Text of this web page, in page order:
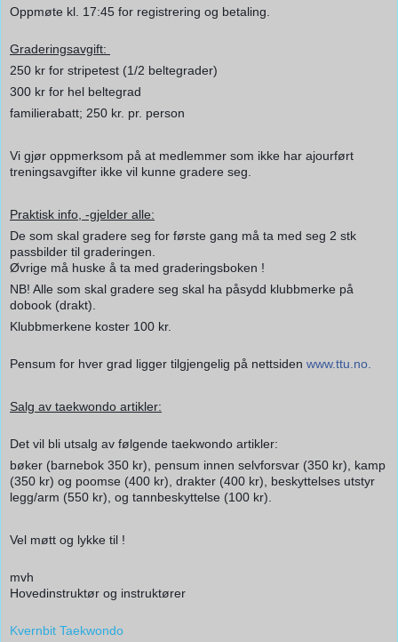
Oppmøte kl. 17:45 for registrering og betaling.
Graderingsavgift:
250 kr for stripetest (1/2 beltegrader)
300 kr for hel beltegrad
familierabatt; 250 kr. pr. person
Vi gjør oppmerksom på at medlemmer som ikke har ajourført
treningsavgifter ikke vil kunne gradere seg.
Praktisk info, -gjelder alle:
De som skal gradere seg for første gang må ta med seg 2 stk
passbilder til graderingen.
Øvrige må huske å ta med graderingsboken !
NB! Alle som skal gradere seg skal ha påsydd klubbmerke på
dobook (drakt).
Klubbmerkene koster 100 kr.
Pensum for hver grad ligger tilgjengelig på nettsiden www.ttu.no.
Salg av taekwondo artikler:
Det vil bli utsalg av følgende taekwondo artikler:
bøker (barnebok 350 kr), pensum innen selvforsvar (350 kr), kamp
(350 kr) og poomse (400 kr), drakter (400 kr), beskyttelses utstyr
legg/arm (550 kr), og tannbeskyttelse (100 kr).
Vel møtt og lykke til !
mvh
Hovedinstruktør og instruktører
Kvernbit Taekwondo